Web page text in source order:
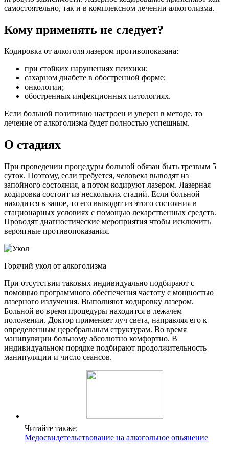
самостоятельно, так и в комплексном лечении алкоголизма.
Кому применять не следует?
Кодировка от алкоголя лазером противопоказана:
при стойких нарушениях психики;
сахарном диабете в обостренной форме;
онкологии;
обостренных инфекционных патологиях.
Если больной позитивно настроен и уверен в методе, то
лечение от алкоголизма будет полностью успешным.
О стадиях
При проведении процедуры больной обязан быть трезвым 5
суток. Поэтому, если требуется, человека выводят из
запойного состояния, а потом кодируют лазером. Лазерная
кодировка состоит из нескольких стадий. Если больной
находится в запое, то его выводят из этого состояния в
стационарных условиях с помощью лекарственных средств.
Проводят диагностические мероприятия чтобы исключить
вероятные противопоказания.
Горячий укол от алкоголизма
При отсутствии таковых индивидуально подбирают с
помощью программного обеспечения частоту с мощностью
лазерного излучения. Выполняют кодировку лазером.
Больной во время процедуры находится в лежачем
положении. Доктор применяет луч света, направляя его к
определенным церебральным структурам. Во время
манипуляции больному абсолютно комфортно. В
индивидуальном порядке подбирают продолжительность
манипуляции и число сеансов.
Читайте также:
Медосвидетельствование на алкогольное опьянение